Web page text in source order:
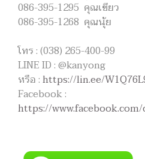
086-395-1295 คุณเขียว
086-395-1268 คุณนุ้ย
โทร : (038) 265-400-99
LINE ID : @kanyong
หรือ :https://lin.ee/
Facebook :
https://